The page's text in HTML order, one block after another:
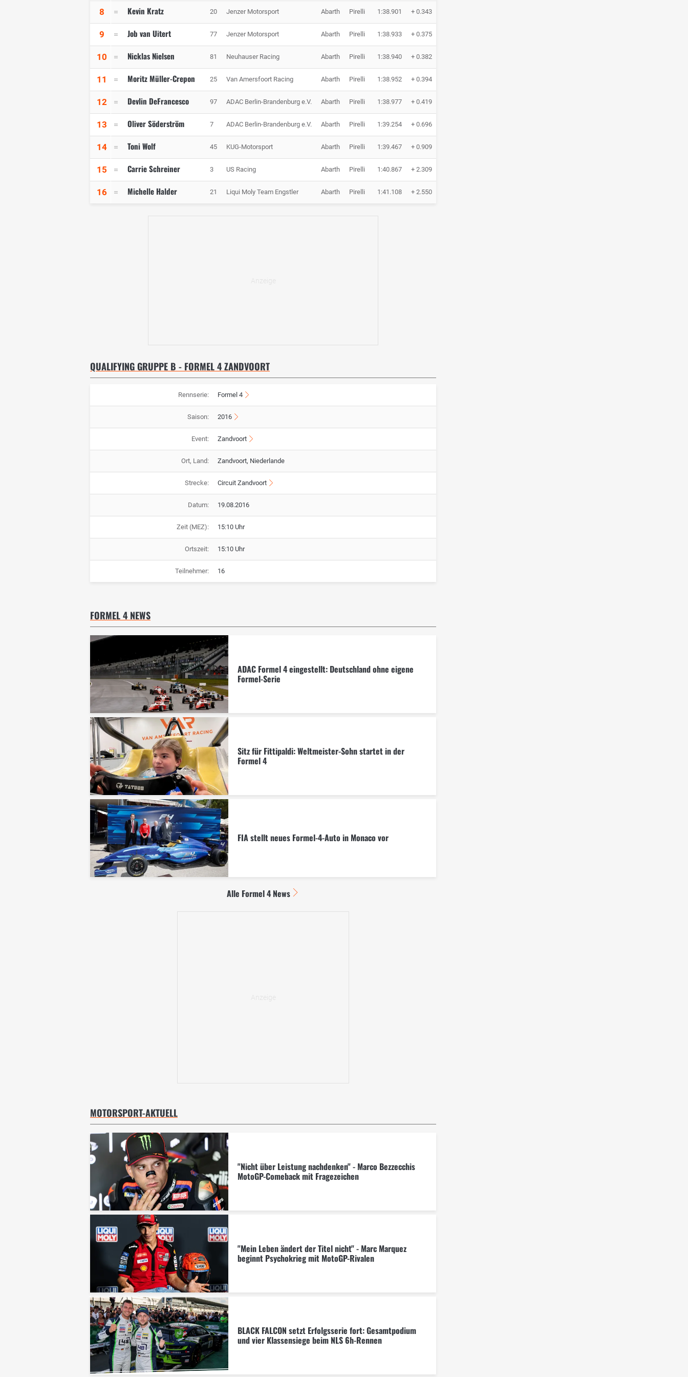
8 Kevin Kratz 20 Jenzer Motorsport Abarth Pirelli 1:38.901 + 0.343
9 Job van Uitert 77 Jenzer Motorsport Abarth Pirelli 1:38.933 + 0.375
10 Nicklas Nielsen 81 Neuhauser Racing Abarth Pirelli 1:38.940 + 0.382
11 Moritz Müller-Crepon 25 Van Amersfoort Racing Abarth Pirelli 1:38.952 + 0.394
12 Devlin DeFrancesco 97 ADAC Berlin-Brandenburg e.V. Abarth Pirelli 1:38.977 + 0.419
13 Oliver Söderström 7 ADAC Berlin-Brandenburg e.V. Abarth Pirelli 1:39.254 + 0.696
14 Toni Wolf 45 KUG-Motorsport Abarth Pirelli 1:39.467 + 0.909
15 Carrie Schreiner 3 US Racing Abarth Pirelli 1:40.867 + 2.309
16 Michelle Halder 21 Liqui Moly Team Engstler Abarth Pirelli 1:41.108 + 2.550
QUALIFYING GRUPPE B - FORMEL 4 ZANDVOORT
Rennserie: Formel 4
Saison: 2016
Event: Zandvoort
Ort, Land: Zandvoort, Niederlande
Strecke: Circuit Zandvoort
Datum: 19.08.2016
Zeit (MEZ): 15:10 Uhr
Ortszeit: 15:10 Uhr
Teilnehmer: 16
FORMEL 4 NEWS
ADAC Formel 4 eingestellt: Deutschland ohne eigene
Formel-Serie
Sitz für Fittipaldi: Weltmeister-Sohn startet in der
Formel 4
FIA stellt neues Formel-4-Auto in Monaco vor
Alle Formel 4 News
MOTORSPORT-AKTUELL
"Nicht über Leistung nachdenken" - Marco Bezzecchis
MotoGP-Comeback mit Fragezeichen
"Mein Leben ändert der Titel nicht" - Marc Marquez
beginnt Psychokrieg mit MotoGP-Rivalen
BLACK FALCON setzt Erfolgsserie fort: Gesamtpodium
und vier Klassensiege beim NLS 6h-Rennen